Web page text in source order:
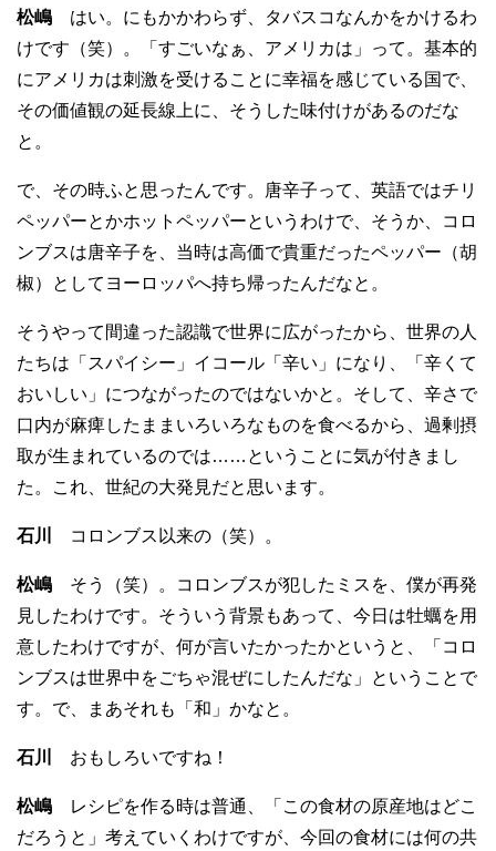
松嶋 はい。にもかかわらず、タバスコなんかをかけるわ
けです（笑）。「すごいなぁ、アメリカは」って。基本的
にアメリカは刺激を受けることに幸福を感じている国で、
その価値観の延長線上に、そうした味付けがあるのだな
と。
で、その時ふと思ったんです。唐辛子って、英語ではチリ
ペッパーとかホットペッパーというわけで、そうか、コロ
ンブスは唐辛子を、当時は高価で貴重だったペッパー（胡
椒）としてヨーロッパへ持ち帰ったんだなと。
そうやって間違った認識で世界に広がったから、世界の人
たちは「スパイシー」イコール「辛い」になり、「辛くて
おいしい」につながったのではないかと。そして、辛さで
口内が麻痺したままいろいろなものを食べるから、過剰摂
取が生まれているのでは……ということに気が付きまし
た。これ、世紀の大発見だと思います。
石川 コロンブス以来の（笑）。
松嶋 そう（笑）。コロンブスが犯したミスを、僕が再発
見したわけです。そういう背景もあって、今日は牡蠣を用
意したわけですが、何が言いたかったかというと、「コロ
ンブスは世界中をごちゃ混ぜにしたんだな」ということで
す。で、まあそれも「和」かなと。
石川 おもしろいですね！
松嶋 レシピを作る時は普通、「この食材の原産地はどこ
だろうと」考えていくわけですが、今回の食材には何の共